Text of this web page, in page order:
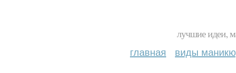
лучшие идеи,
главная виды